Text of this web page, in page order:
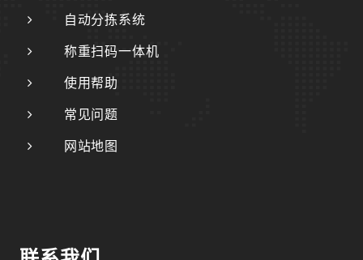
自动分拣系统
称重扫码一体机
使用帮助
常见问题
网站地图